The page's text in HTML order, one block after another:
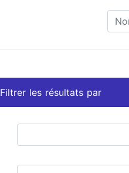
Filtrer les résultats par